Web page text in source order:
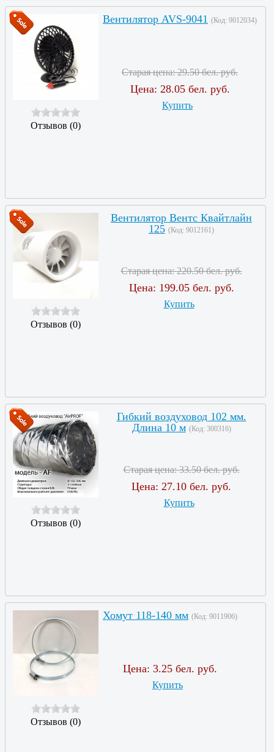
Отзывов (0)
Вентилятор AVS-9041 (Код: 9012034)
Старая цена:29.50 бел. руб.
Цена: 28.05 бел. руб.
Купить
Отзывов (0)
Вентилятор Вентс Квайтлайн
125 (Код: 9012161)
Старая цена:220.50 бел. руб.
Цена: 199.05 бел. руб.
Купить
Отзывов (0)
Гибкий воздуховод 102 мм.
Длина 10 м (Код: 300316)
Старая цена:33.50 бел. руб.
Цена: 27.10 бел. руб.
Купить
Отзывов (0)
Хомут 118-140 мм (Код: 9011906)
Цена: 3.25 бел. руб.
Купить